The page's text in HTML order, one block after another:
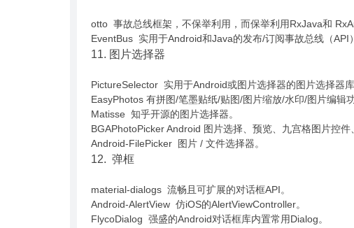
otto 事故总线框架，不保举利用，而保举利用RxJava和
EventBus 实用于Android和Java的发布/订阅事故总线（API
11. 图片选择器
PictureSelector 实用于Android或图片选择器的图片选择器库
EasyPhotos 有拼图/笔墨贴纸/贴图/图片缩放/水印/图片编辑
Matisse 知乎开源的图片选择器。
BGAPhotoPicker Android 图片选择、预览、九宫格图片控件
Android-FilePicker 图片 / 文件选择器。
12. 弹框
material-dialogs 流畅且可扩展的对话框API。
Android-AlertView 仿iOS的AlertViewController。
FlycoDialog 强盛的Android对话框库内置常用Dialog。